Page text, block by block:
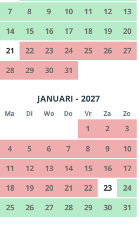
7
8 9 10 11 12
13
14
15 16 17 18 19
20
21
22 23 24 25 26
27
28
29 30 31
JANUARI - 2027
Ma Di Wo Do Vr Za Zo
1 2
3
4
5 6 7 8 9
10
11
12 13 14 15 16
17
18
19 20 21 22 23
24
25
26 27 28 29 30 31